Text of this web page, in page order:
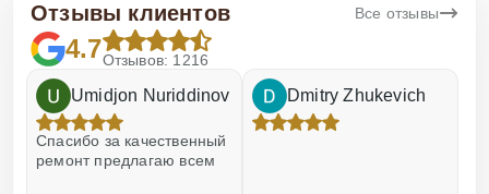
Отзывы клиентов Все отзывы
4.7Отзывов: 1216
Umidjon Nuriddinov
Спасибо за качественный
ремонт предлагаю всем
Dmitry Zhukevich